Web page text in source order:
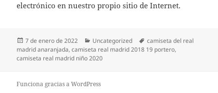
electrónico en nuestro propio sitio de Internet.
Publicado
el
7 de enero de 2022 Categorías
Uncategorized Etiquetas
camiseta del real
madrid anaranjada,camiseta real madrid 2018 19 portero,
camiseta real madrid niño 2020
Funciona gracias a WordPress